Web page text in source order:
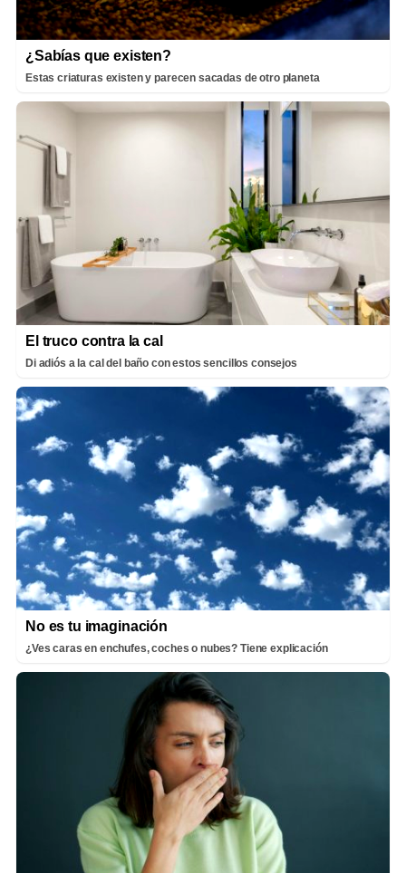
¿Sabías que existen?
Estas criaturas existen y parecen sacadas de otro planeta
El truco contra la cal
Di adiós a la cal del baño con estos sencillos consejos
No es tu imaginación
¿Ves caras en enchufes, coches o nubes? Tiene explicación